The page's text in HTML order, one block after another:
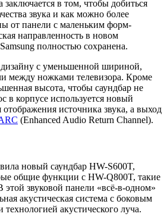
в том, чтобы добиться
звука и как можно более
от панели с маленьким форм-
направленность в новом
полностью сохранена.
с уменьшенной шириной,
между ножками телевизора. Кроме
высота, чтобы саундбар не
в корпусе используется новый
источника звука, а выход
(Enhanced Audio Return Channel).
новый саундбар HW-S600T,
общие функции с HW-Q800T, такие
звуковой панели «всё-в-одном»
акустическая система с боковым
акустического луча.